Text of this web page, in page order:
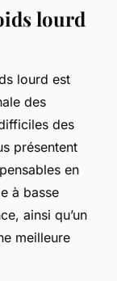
lourd
lourd est
des
des
présentent
en
à basse
ainsi qu’un
meilleure